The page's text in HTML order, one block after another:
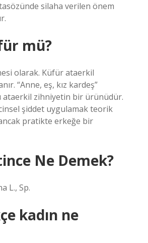
silaha verilen önem
mü?
olarak. Küfür ataerkil
“Anne, eş, kız kardeş”
ataerkil zihniyetin bir ürünüdür.
şiddet uygulamak teorik
pratikte erkeğe bir
Ne Demek?
L., Sp.
kadın ne